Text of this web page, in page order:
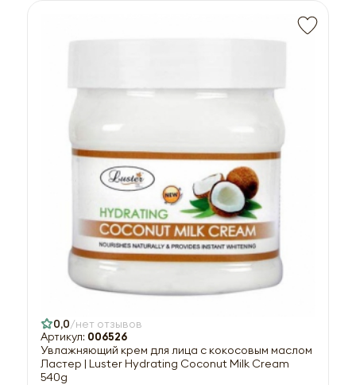
0,0 нет отзывов
Артикул: 006526
Увлажняющий крем для лица с кокосовым маслом
Ластер | Luster Hydrating Coconut Milk Cream
540g